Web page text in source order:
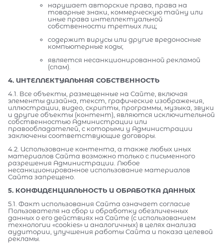
нарушает авторские права, права на
товарные знаки, коммерческую тайну или
иные права интеллектуальной
собственности третьих лиц;
содержит вирусы или другие вредоносные
компьютерные коды;
является несанкционированной рекламой
(спам).
4. ИНТЕЛЛЕКТУАЛЬНАЯ СОБСТВЕННОСТЬ
4.1. Все объекты, размещенные на Сайте, включая
элементы дизайна, текст, графические изображения,
иллюстрации, видео, скрипты, программы, музыка, звуки
и другие объекты (контент), являются исключительной
собственностью Администрации или
правообладателей, с которыми у Администрации
заключены соответствующие договоры.
4.2. Использование контента, а также любых иных
материалов Сайта возможно только с письменного
разрешения Администрации. Любое
несанкционированное использование материалов
Сайта запрещено.
5. КОНФИДЕНЦИАЛЬНОСТЬ И ОБРАБОТКА ДАННЫХ
5.1. Факт использования Сайта означает согласие
Пользователя на сбор и обработку обезличенных
данных о его действиях на Сайте (с использованием
технологии «cookies» и аналогичных) в целях анализа
аудитории, улучшения работы Сайта и показа целевой
рекламы.